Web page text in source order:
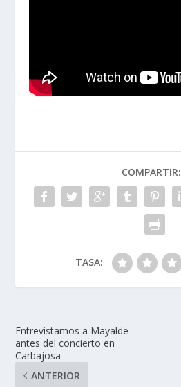
COMPARTIR:
TASA:
Entrevistamos a Mayalde
antes del concierto en
Carbajosa
ANTERIOR